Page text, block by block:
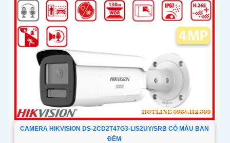
CAMERA HIKVISION DS-2CD2T47G3-LIS2UY/SRB CÓ MÀU BAN
ĐÊM